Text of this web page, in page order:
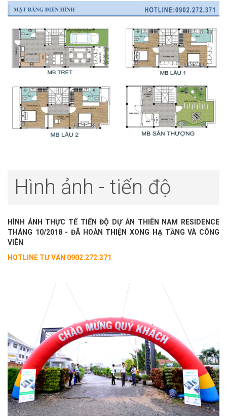
Hình ảnh - tiến độ
HÌNH ẢNH THỰC TẾ TIẾN ĐỘ DỰ ÁN THIÊN NAM RESIDENCE
THÁNG 10/2018 - ĐÃ HOÀN THIỆN XONG HẠ TẦNG VÀ CÔNG
VIÊN
HOTLINE TƯ VẤN 0902.272.371